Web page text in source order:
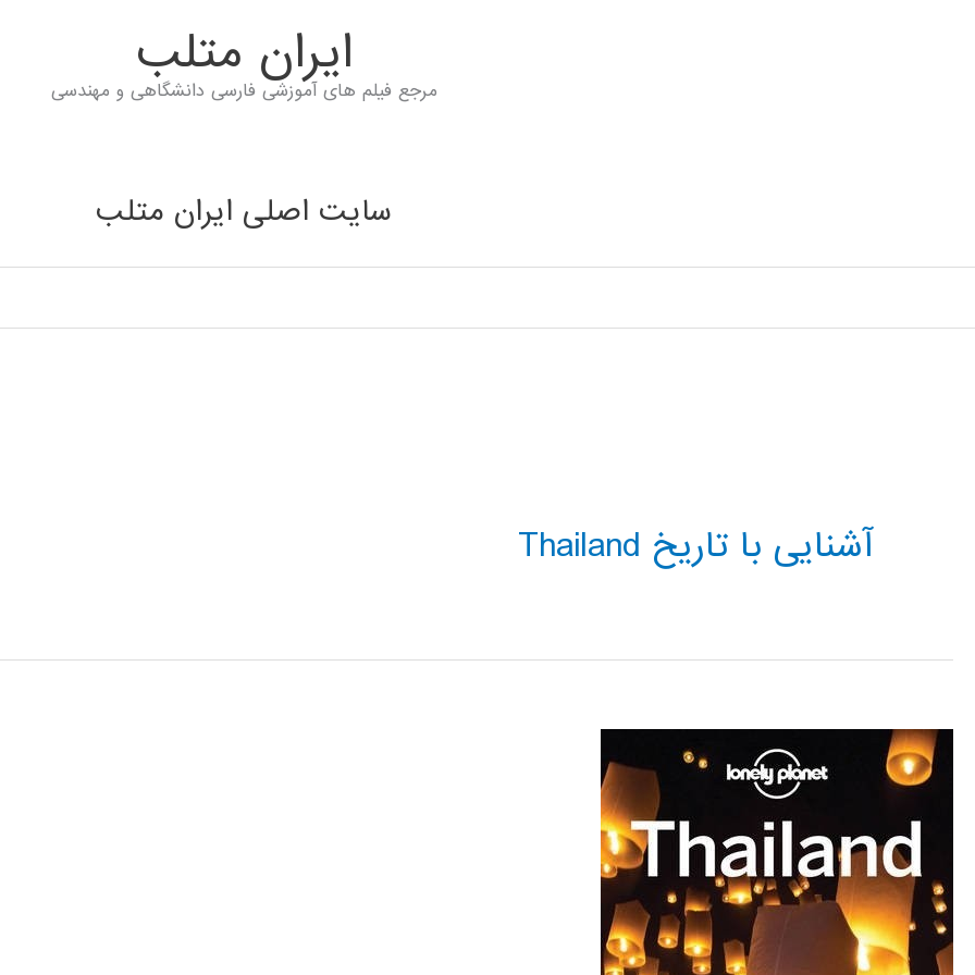
ايران متلب
مرجع فیلم های آموزشی فارسی دانشگاهی و مهندسی
سایت اصلی ایران متلب
آشنایی با تاریخ Thailand